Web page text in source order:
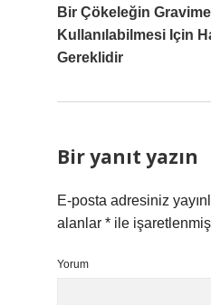
Bir Çökeleğin
Kullanılabilmesi Için
Gereklidir
Bir yanıt yazın
E-posta adresiniz
alanlar * ile
Yorum